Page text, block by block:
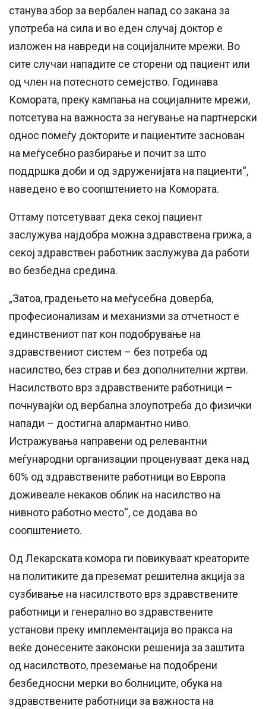
станува збор за вербален напад со закана за
употреба на сила и во еден случај доктор е
изложен на навреди на социјалните мрежи. Во
сите случаи нападите се сторени од пациент или
од член на потесното семејство. Годинава
Комората, преку кампања на социјалните мрежи,
потсетува на важноста за негување на партнерски
однос помеѓу докторите и пациентите заснован
на меѓусебно разбирање и почит за што
поддршка доби и од здруженијата на пациенти“,
наведено е во соопштението на Комората.
Оттаму потсетуваат дека секој пациент
заслужува најдобра можна здравствена грижа, а
секој здравствен работник заслужува да работи
во безбедна средина.
„Затоа, градењето на меѓусебна доверба,
професионализам и механизми за отчетност е
единствениот пат кон подобрување на
здравствениот систем – без потреба од
насилство, без страв и без дополнителни жртви.
Насилството врз здравствените работници –
почнувајќи од вербална злоупотреба до физички
напади – достигна алармантно ниво.
Истражувања направени од релевантни
меѓународни организации проценуваат дека над
60% од здравствените работници во Европа
доживеале некаков облик на насилство на
нивното работно место“, се додава во
соопштението.
Од Лекарската комора ги повикуваат креаторите
на политиките да преземат решителна акција за
сузбивање на насилството врз здравствените
работници и генерално во здравствените
установи преку имплементација во пракса на
веќе донесените законски решенија за заштита
од насилството, преземање на подобрени
безбедносни мерки во болниците, обука на
здравствените работници за важноста на